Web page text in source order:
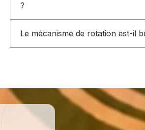
?
Le mécanisme de rotation est-il